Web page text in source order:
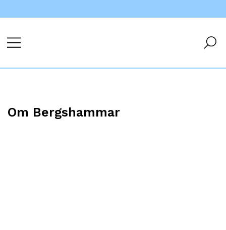
Om Bergshammar